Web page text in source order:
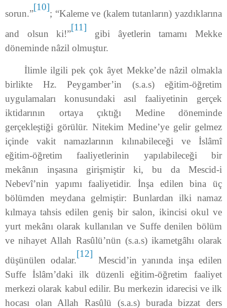
sorun.”
[10]
; “Kaleme ve (kalem tutanların) yazdıklarına
and olsun ki!”
[11]
gibi âyetlerin tamamı Mekke
döneminde nâzil olmuştur.
İlimle ilgili pek çok âyet Mekke’de nâzil olmakla
birlikte Hz. Peygamber’in (s.a.s) eğitim-öğretim
uygulamaları konusundaki asıl faaliyetinin gerçek
iktidarının ortaya çıktığı Medine döneminde
gerçekleştiği görülür. Nitekim Medine’ye gelir gelmez
içinde vakit namazlarının kılınabileceği ve İslâmî
eğitim-öğretim faaliyetlerinin yapılabileceği bir
mekânın inşasına girişmiştir ki, bu da Mescid-i
Nebevî’nin yapımı faaliyetidir. İnşa edilen bina üç
bölümden meydana gelmiştir: Bunlardan ilki namaz
kılmaya tahsis edilen geniş bir salon, ikincisi okul ve
yurt mekânı olarak kullanılan ve Suffe denilen bölüm
ve nihayet Allah Rasûlü’nün (s.a.s) ikametgâhı olarak
düşünülen odalar.
[12]
Mescid’in yanında inşa edilen
Suffe İslâm’daki ilk düzenli eğitim-öğretim faaliyet
merkezi olarak kabul edilir. Bu merkezin idarecisi ve ilk
hocası olan Allah Rasûlü (s.a.s) burada bizzat ders